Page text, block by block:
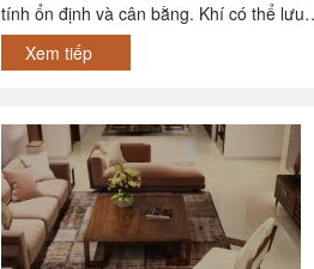
tính ổn định và cân bằng. Khí có thể
Xem tiếp